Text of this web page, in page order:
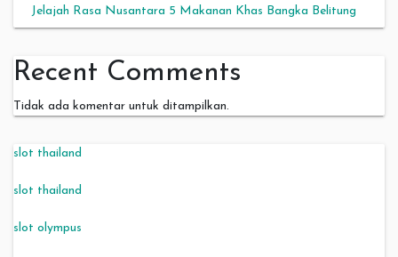
Jelajah Rasa Nusantara 5 Makanan Khas Bangka Belitung
Recent Comments
Tidak ada komentar untuk ditampilkan.
slot thailand
slot thailand
slot olympus